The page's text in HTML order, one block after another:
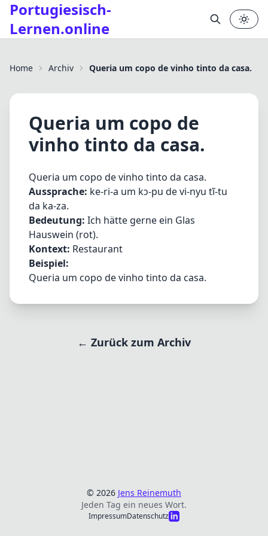
Portugiesisch-
Lernen.online
Home Archiv Queria um copo de vinho tinto da casa.
Queria um copo de
vinho tinto da casa.
Queria um copo de vinho tinto da casa.
Aussprache: ke-ri-a um kɔ-pu de vi-nyu tĩ-tu
da ka-za.
Bedeutung: Ich hätte gerne ein Glas
Hauswein (rot).
Kontext: Restaurant
Beispiel:
Queria um copo de vinho tinto da casa.
← Zurück zum Archiv
✕
© 2026 Jens Reinemuth
Jeden Tag ein neues Wort.
ImpressumDatenschutz